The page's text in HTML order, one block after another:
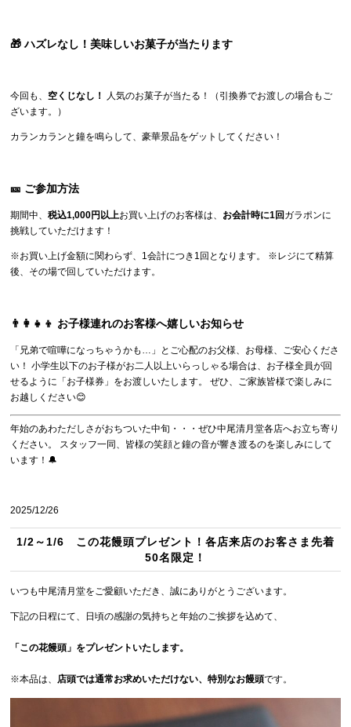
🎁 ハズレなし！美味しいお菓子が当たります
今回も、 空くじなし！
人気のお菓子が当たる！（引換券でお渡しの場合もご
ざいます。）
カランカランと鐘を鳴らして、豪華景品をゲットしてください！
🎫 ご参加方法
期間中、税込1,000円以上お買い上げのお客様は、 お会計時に1回 ガラポンに
挑戦していただけます！
※お買い上げ金額に関わらず、1会計につき1回となります。 ※レジにて精算
後、その場で回していただけます。
👨‍👩‍👧‍👦 お子様連れのお客様へ嬉しいお知らせ
「兄弟で喧嘩になっちゃうかも…」とご心配のお父様、お母様、ご安心くださ
い！ 小学生以下のお子様がお二人以上いらっしゃる場合は、お子様全員が回
せるように「お子様券」をお渡しいたします。 ぜひ、ご家族皆様で楽しみに
お越しください😊
年始のあわただしさがおちついた中旬・・・ぜひ中尾清月堂各店へお立ち寄り
ください。 スタッフ一同、皆様の笑顔と鐘の音が響き渡るのを楽しみにして
います！🔔
2025/12/26
1/2～1/6 この花饅頭プレゼント！各店来店のお客さま先着
50名限定！
いつも中尾清月堂をご愛顧いただき、誠にありがとうございます。
下記の日程にて、日頃の感謝の気持ちと年始のご挨拶を込めて、
「この花饅頭」をプレゼントいたします。
※本品は、 店頭では通常お求めいただけない、特別なお饅頭です。